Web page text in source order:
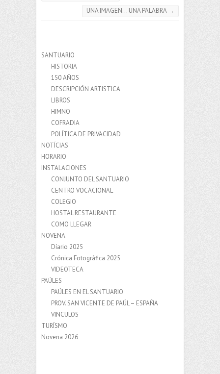
UNA IMAGEN… UNA PALABRA →
SANTUARIO
HISTORIA
150 AÑOS
DESCRIPCIÓN ARTISTICA
LIBROS
HIMNO
COFRADIA
POLÍTICA DE PRIVACIDAD
NOTÍCIAS
HORARIO
INSTALACIONES
CONJUNTO DEL SANTUARIO
CENTRO VOCACIONAL
COLEGIO
HOSTAL RESTAURANTE
COMO LLEGAR
NOVENA
Díario 2025
Crónica Fotográfica 2025
VIDEOTECA
PAÚLES
PAÚLES EN EL SANTUARIO
PROV. SAN VICENTE DE PAÚL – ESPAÑA
VINCULOS
TURÍSMO
Novena 2026